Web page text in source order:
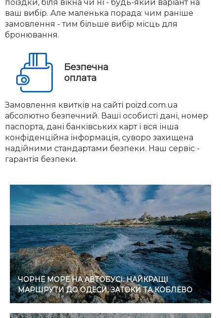
поїздки, біля вікна чи ні - будь-який варіант на
ваш вибір. Але маленька порада: чим раніше
замовлення - тим більше вибір місць для
бронювання.
Безпечна
оплата
Замовлення квитків на сайті poizd.com.ua
абсолютно безпечний. Ваші особисті дані, номер
паспорта, дані банківських карт і вся інша
конфіденційна інформація, суворо захищена
надійними стандартами безпеки. Наш сервіс -
гарантія безпеки.
ЧОРНЕ МОРЕ НА АВТОБУСІ: НАЙКРАЩІ
МАРШРУТИ ДО ОДЕСИ, ЗАТОКИ ТА КОБЛЕВО